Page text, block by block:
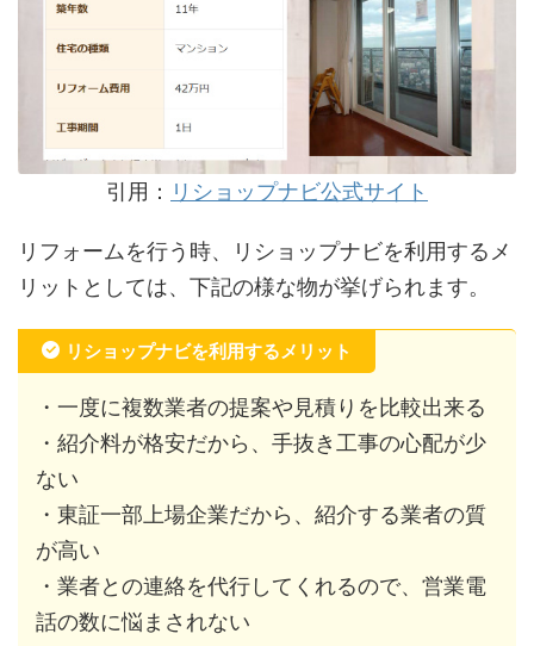
引用： リショップナビ公式サイト
リフォームを行う時、リショップナビを利用するメ
リットとしては、下記の様な物が挙げられます。
リショップナビを利用するメリット
・一度に複数業者の提案や見積りを比較出来る
・紹介料が格安だから、手抜き工事の心配が少
ない
・東証一部上場企業だから、紹介する業者の質
が高い
・業者との連絡を代行してくれるので、営業電
話の数に悩まされない